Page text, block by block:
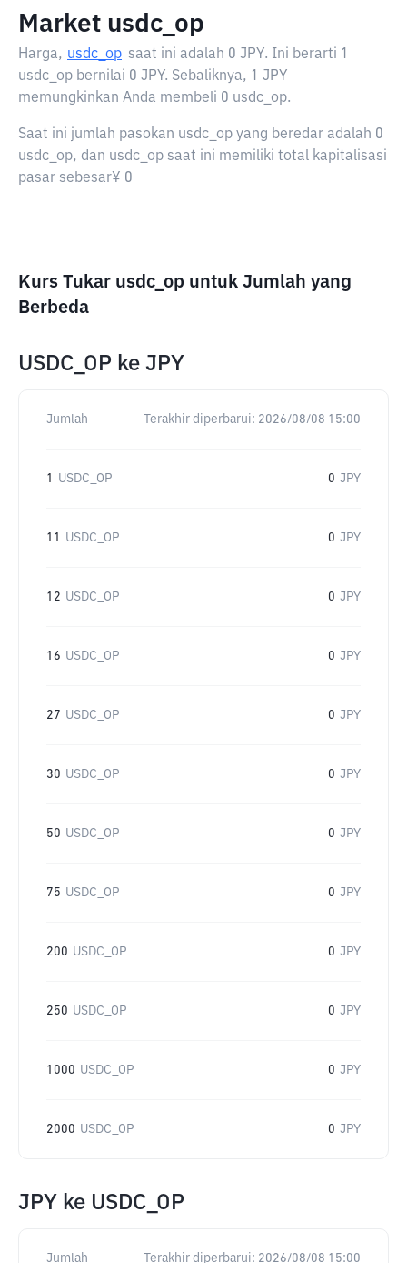
Market usdc_op
Harga, usdc_op saat ini adalah 0 JPY. Ini berarti 1
usdc_op bernilai 0 JPY. Sebaliknya, 1 JPY
memungkinkan Anda membeli 0 usdc_op.
Saat ini jumlah pasokan usdc_op yang beredar adalah 0
usdc_op, dan usdc_op saat ini memiliki total kapitalisasi
pasar sebesar¥ 0
Kurs Tukar usdc_op untuk Jumlah yang
Berbeda
USDC_OP ke JPY
Jumlah Terakhir diperbarui: 2026/08/08 15:00
1 USDC_OP 0 JPY
11 USDC_OP 0 JPY
12 USDC_OP 0 JPY
16 USDC_OP 0 JPY
27 USDC_OP 0 JPY
30 USDC_OP 0 JPY
50 USDC_OP 0 JPY
75 USDC_OP 0 JPY
200 USDC_OP 0 JPY
250 USDC_OP 0 JPY
1000 USDC_OP 0 JPY
2000 USDC_OP 0 JPY
JPY ke USDC_OP
Jumlah Terakhir diperbarui: 2026/08/08 15:00